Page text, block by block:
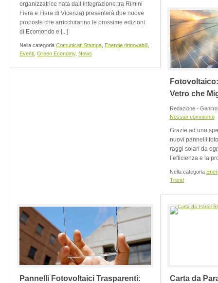
organizzatrice nata dall’integrazione tra Rimini
Fiera e Fiera di Vicenza) presenterà due nuove
proposte che arricchiranno le prossime edizioni
di Ecomondo e [...]
Nella categoria Comunicati Stampa Energie rinnovabili
Eventi Green Economy, News
Vetro che
Redazione -
Nessun commento
Grazie ad uno
nuovi pannelli
raggi solari da
l’efficienza e la
Nella categoria
Trend
Pannelli Fotovoltaici Trasparenti:
Carta da